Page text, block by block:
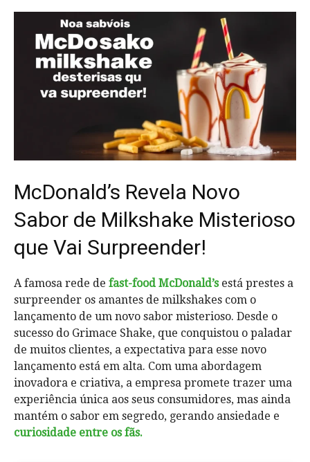
McDonald’s Revela Novo
Sabor de Milkshake Misterioso
que Vai Surpreender!
A famosa rede de fast-food McDonald’s está prestes a
surpreender os amantes de milkshakes com o
lançamento de um novo sabor misterioso. Desde o
sucesso do Grimace Shake, que conquistou o paladar
de muitos clientes, a expectativa para esse novo
lançamento está em alta. Com uma abordagem
inovadora e criativa, a empresa promete trazer uma
experiência única aos seus consumidores, mas ainda
mantém o sabor em segredo, gerando ansiedade e
curiosidade entre os fãs.